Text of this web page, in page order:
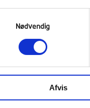
Nødvendig
Afvis